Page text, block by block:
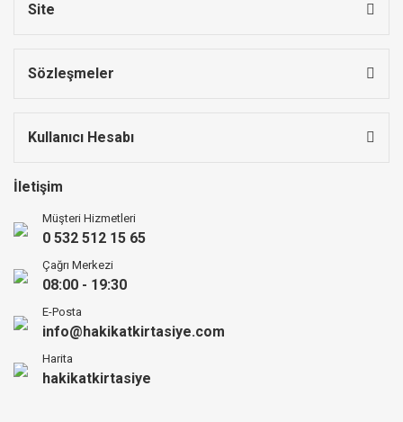
Site
Sözleşmeler
Kullanıcı Hesabı
İletişim
Müşteri Hizmetleri
0 532 512 15 65
Çağrı Merkezi
08:00 - 19:30
E-Posta
info@hakikatkirtasiye.com
Harita
hakikatkirtasiye